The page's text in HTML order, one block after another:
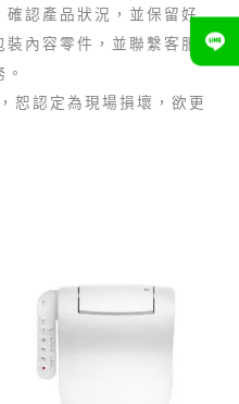
確認產品狀況，並保留好
內容零件，並聯繫客服
恕認定為現場損壞，欲更